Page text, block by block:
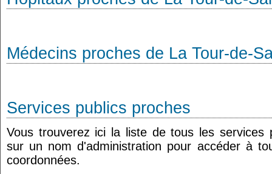
Médecins proches de La Tour-de-
Services publics proches
Vous trouverez ici la liste de tous les services
sur un nom d'administration pour accéder à
coordonnées.